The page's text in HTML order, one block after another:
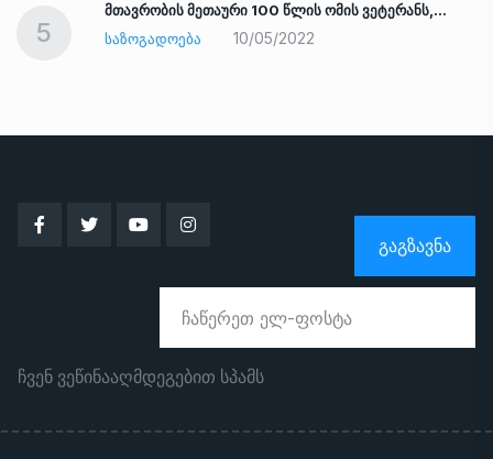
5
მთავრობის მეთაური 100 წლის ომის ვეტერანს,…
ᲡᲐᲖᲝᲒᲐᲓᲝᲔᲑᲐ
10/05/2022
ᲒᲐᲒᲖᲐᲕᲜᲐ
ჩვენ ვეწინააღმდეგებით სპამს